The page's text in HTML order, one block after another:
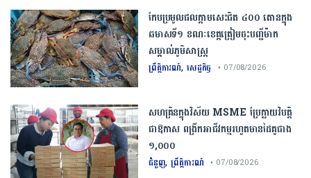
កែប​ប្រមូល​ផល​ក្តាម​សេះ​ជិត​ ​៤០០ ​តោន​ក្នុង​
ឆមាស​ទី​១​ ​ខណៈ​ខេត្ត​ត្រៀម​ចុះបញ្ជី​ម៉ាក​
សម្គាល់​ភូមិសាស្ត្រ​
ព្រឹត្តិការណ៍, សេដ្ឋកិច្ច • 07/08/2026
សហគ្រិនក្នុងវិស័យ MSME ប្រែក្លាយវិបត្តិ
ជាឱកាស ពង្រីកអាជីវកម្មរហូតមានដៃគូជាង
១,០០០
ជំនួញ,ព្រឹត្តិការណ៍ • 07/08/2026